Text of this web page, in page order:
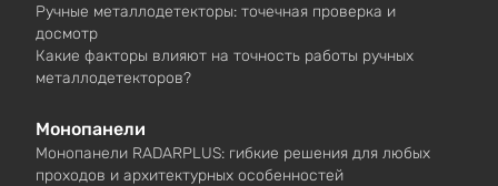
Ручные металлодетекторы: точечная проверка и
досмотр
Какие факторы влияют на точность работы ручных
металлодетекторов?
Монопанели
Монопанели RADARPLUS: гибкие решения для любых
проходов и архитектурных особенностей